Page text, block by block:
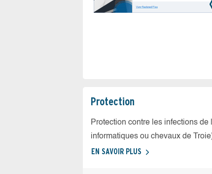
Protection
Protection contre les infections
informatiques ou chevaux de
EN SAVOIR PLUS